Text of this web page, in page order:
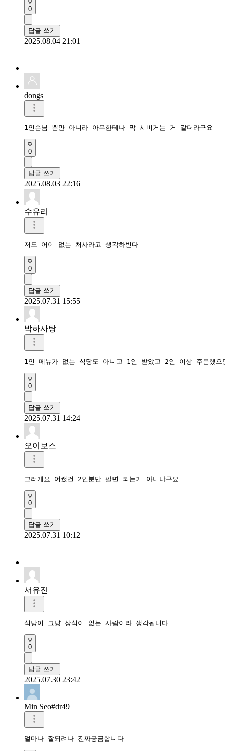
0
답글 쓰기
2025.08.04 21:01
dongs
1인손님 뿐만 아니라 아무한테나 막 시비거는 거 같더라구요
0
답글 쓰기
2025.08.03 22:16
수유리
저도 어이 없는 처사라고 생각하빈다
0
답글 쓰기
2025.07.31 15:55
박하사탕
1인 메뉴가 없는 식당도 아니고 1인 받았고 2인 이상 주문했
0
답글 쓰기
2025.07.31 14:24
오이보스
그러게요 어쨌건 2인분만 팔면 되는거 아니냐구요
0
답글 쓰기
2025.07.31 10:12
서유진
식당이 그냥 상식이 없는 사람이라 생각됩니다
0
답글 쓰기
2025.07.30 23:42
Min Seo#dr49
얼마나 잘되려나 진짜궁금합니다